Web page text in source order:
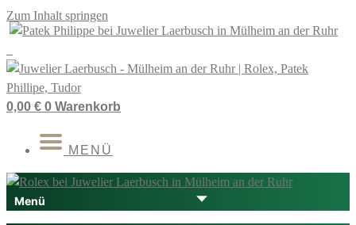
Zum Inhalt springen
0,00 € 0 Warenkorb
MENÜ